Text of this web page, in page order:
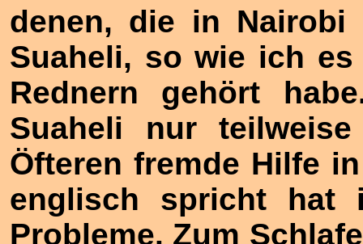
denen, die in
Suaheli, so wie ich
Rednern gehört
Suaheli nur
Öfteren fremde Hilfe
englisch spricht hat
Probleme. Zum